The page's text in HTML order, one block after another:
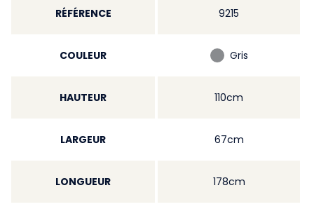
RÉFÉRENCE 9215
COULEUR Gris
HAUTEUR 110cm
LARGEUR 67cm
LONGUEUR 178cm